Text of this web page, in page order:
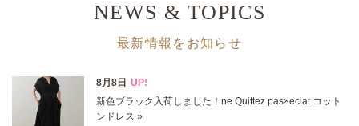
サイズ
NEWS & TOPICS
最新情報をお知らせ